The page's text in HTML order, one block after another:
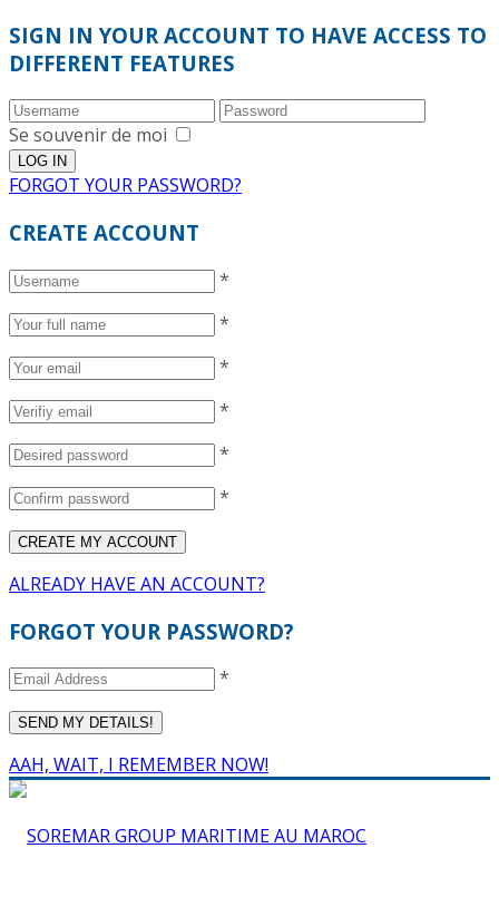
SIGN IN YOUR ACCOUNT TO HAVE ACCESS TO
DIFFERENT FEATURES
Se souvenir de moi
FORGOT YOUR PASSWORD?
CREATE ACCOUNT
*
*
*
*
*
*
ALREADY HAVE AN ACCOUNT?
FORGOT YOUR PASSWORD?
*
AAH, WAIT, I REMEMBER NOW!